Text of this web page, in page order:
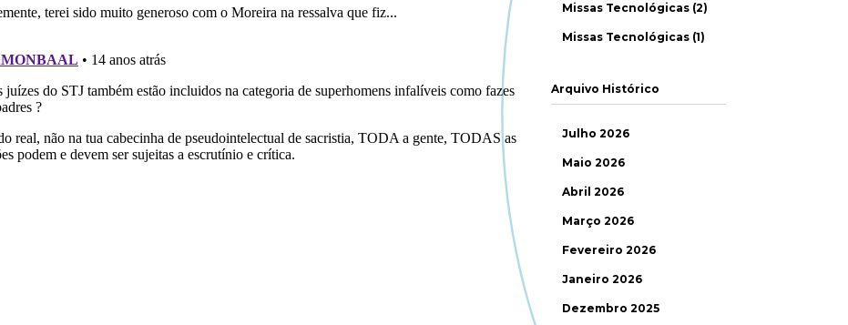
Missas Tecnológicas (2)
Missas Tecnológicas (1)
Arquivo Histórico
Julho 2026
Maio 2026
Abril 2026
Março 2026
Fevereiro 2026
Janeiro 2026
Dezembro 2025